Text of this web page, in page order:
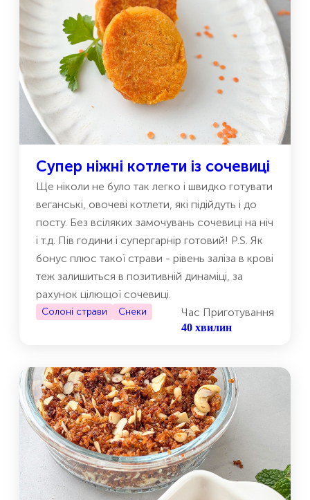
Супер ніжні котлети із сочевиці
Ще ніколи не було так легко і швидко готувати
веганські, овочеві котлети, які підійдуть і до
посту. Без всіляких замочувань сочевиці на ніч
і т.д. Пів години і супергарнір готовий! P.S. Як
бонус плюс такої страви - рівень заліза в крові
теж залишиться в позитивній динаміці, за
рахунок цілющої сочевиці.
Солоні страви Снеки Час Приготування
40 хвилин